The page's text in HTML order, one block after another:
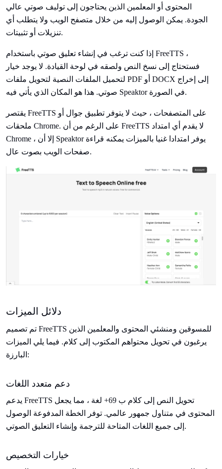
المحتوى أو المعلمين الذين يحتاجون إلى توليف صوتي عالي
الجودة. يمكن الوصول إليه من خلال متصفح الويب ولا يتطلب أي
تنزيلات أو تثبيتات.
إذا كنت ترغب في إنشاء تعليق صوتي باستخدام FreeTTS ،
فستحتاج إلى نسخ النص ولصقه في لوحة القيادة. لا يوجد خيار
لتحميل الملفات النصية لتحويل ملفات PDF أو DOCX إلى إخراج
صوتي. هذا هو المكان الذي يأتي فيه Speaktor في الصورة.
يقتصر FreeTTS على المتصفحات ، حيث لا يتوفر تطبيق جوال أو
ملحقات Chrome. على الرغم من أن FreeTTS لا يقدم أي امتداد
Chrome ، إلا أن Speaktor يوفر امتدادا غنيا بالميزات يمكنه قراءة
صفحات الويب بصوت عال.
دلائل الميزات
تم تصميم FreeTTS للمسوقين ومنشئي المحتوى والمعلمين الذين
يرغبون في تحويل محتواهم المكتوب إلى كلام. فيما يلي الميزات
البارزة:
دعم متعدد اللغات
يدعم FreeTTS تحويل النص إلى كلام ب 69+ لغة ، مما يجعل
المحتوى في متناول جمهور عالمي. توفر الخطة المدفوعة الوصول
إلى جميع اللغات المتاحة للترجمة وإنشاء التعليق الصوتي.
خيارات التخصيص